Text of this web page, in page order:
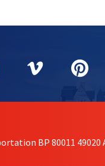
fenêtrefenêtre
une nouvelle
Ouvre une
Vimeo
, Ouvre
,
BP 80011 49020